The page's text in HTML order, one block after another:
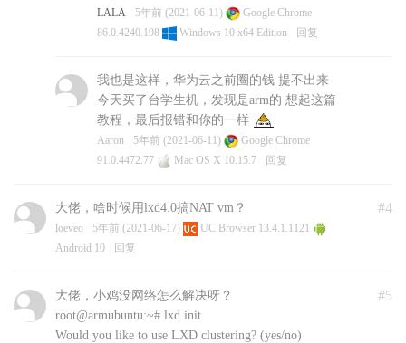
LALA 5年前 (2021-06-11)
Google Chrome
86.0.4240.198
Windows 10 x64 Edition 回复
我也是这样，华为云之前圈的钱 提不出来
今天买了台学生机，发现是arm的 想起这篇
教程，最后报错和你的一样
Aaron 5年前 (2021-06-11)
Google Chrome
91.0.4472.77
Mac OS X 10.15.7 回复
#4
大佬，啥时候用lxd4.0搞NAT vm？
loeveo 5年前 (2021-06-17)
UC Browser 13.4.1.1121
Android 10
回复
#5
大佬，小鸡没网络怎么解决呀？
root@armubuntu:~# lxd init
Would you like to use LXD clustering? (yes/no)